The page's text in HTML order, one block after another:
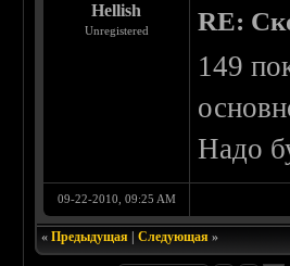
Hellish
Unregistered RE:
149
Надо
09-22-2010, 09:25 AM
«Предыдущая |Следующая »